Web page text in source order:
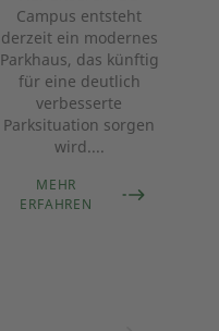
Campus entsteht
derzeit ein modernes
Parkhaus, das künftig
für eine deutlich
verbesserte
Parksituation sorgen
wird....
MEHR
ERFAHREN